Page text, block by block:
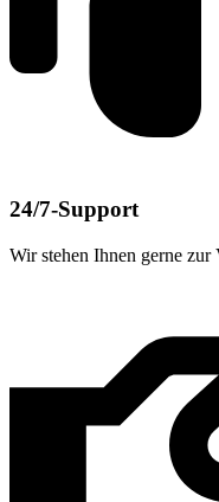
24/7-Support
Wir stehen Ihnen gerne zur